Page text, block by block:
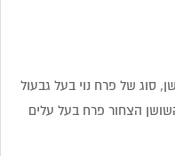
סוג של פרח נוי בעל גבעול
הצחור פרח בעל עלים